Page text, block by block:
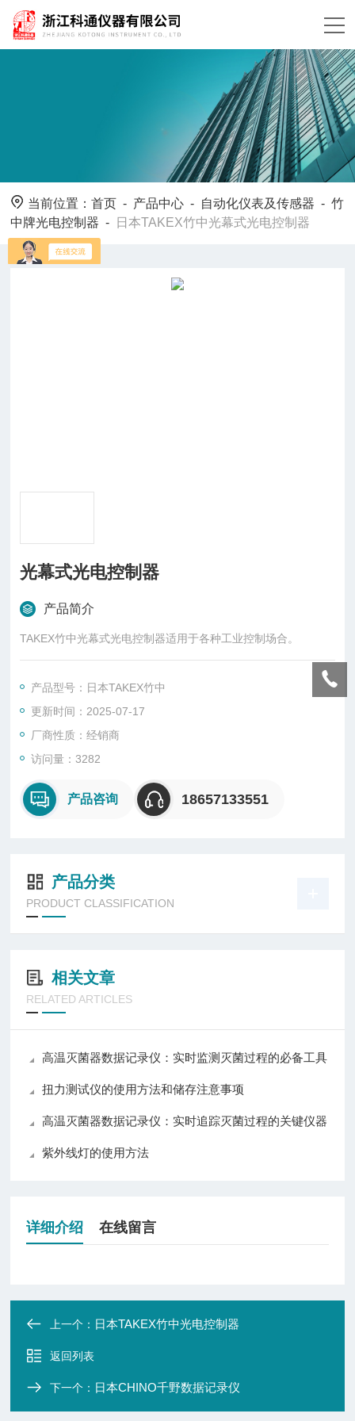
当前位置：首页 - 产品中心 - 自动化仪表及传感器 -竹
中牌光电控制器 - 日本TAKEX竹中光幕式光电控制器
光幕式光电控制器
产品简介
TAKEX竹中光幕式光电控制器适用于各种工业控制场合。
产品型号：日本TAKEX竹中
更新时间：2025-07-17
厂商性质：经销商
访问量：3282
产品咨询 18657133551
产品分类
PRODUCT CLASSIFICATION
相关文章
RELATED ARTICLES
高温灭菌器数据记录仪：实时监测灭菌过程的必备工具
扭力测试仪的使用方法和储存注意事项
高温灭菌器数据记录仪：实时追踪灭菌过程的关键仪器
紫外线灯的使用方法
详细介绍 在线留言
上一个： 日本TAKEX竹中光电控制器
返回列表
下一个： 日本CHINO千野数据记录仪